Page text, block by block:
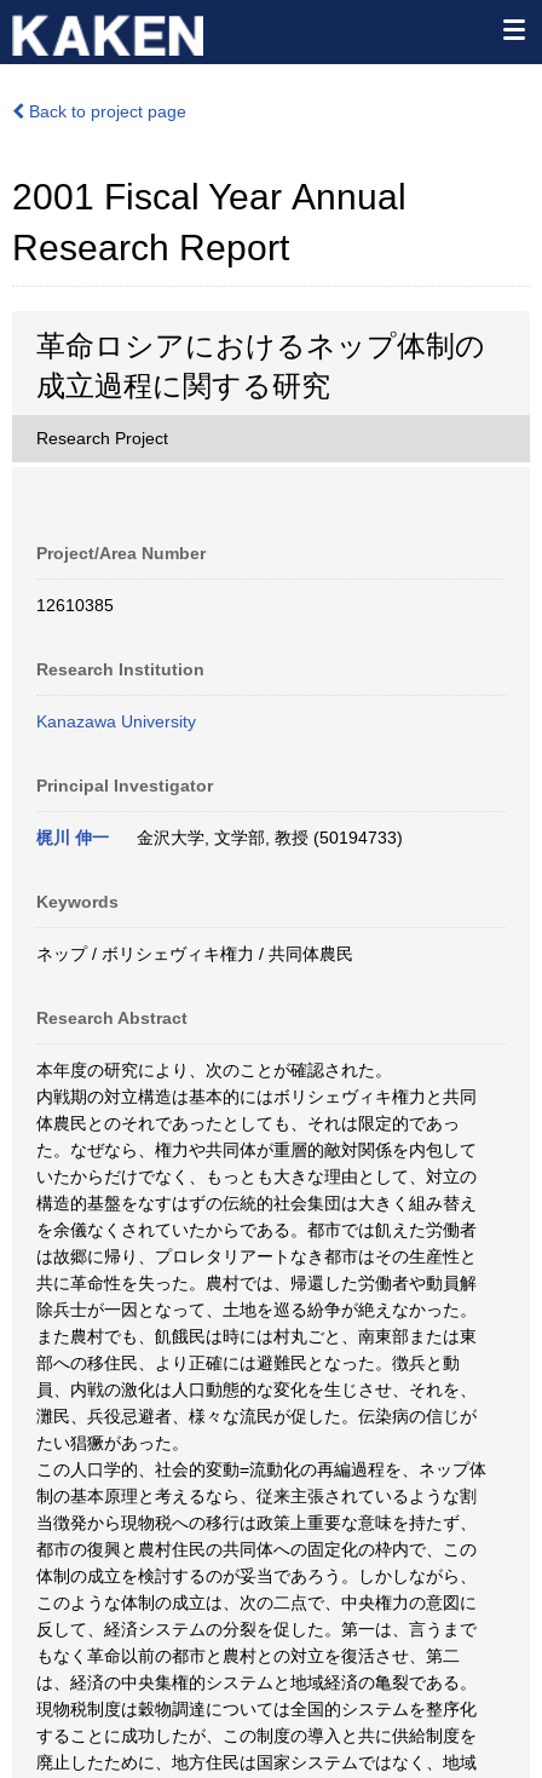
Back to project page
2001 Fiscal Year Annual
Research Report
革命ロシアにおけるネップ体制の
成立過程に関する研究
Research Project
Project/Area Number
12610385
Research Institution
Kanazawa University
Principal Investigator
梶川 伸一 金沢大学, 文学部, 教授 (50194733)
Keywords
ネップ / ボリシェヴィキ権力 / 共同体農民
Research Abstract
本年度の研究により、次のことが確認された。
内戦期の対立構造は基本的にはボリシェヴィキ権力と共同
体農民とのそれであったとしても、それは限定的であっ
た。なぜなら、権力や共同体が重層的敵対関係を内包して
いたからだけでなく、もっとも大きな理由として、対立の
構造的基盤をなすはずの伝統的社会集団は大きく組み替え
を余儀なくされていたからである。都市では飢えた労働者
は故郷に帰り、プロレタリアートなき都市はその生産性と
共に革命性を失った。農村では、帰還した労働者や動員解
除兵士が一因となって、土地を巡る紛争が絶えなかった。
また農村でも、飢餓民は時には村丸ごと、南東部または東
部への移住民、より正確には避難民となった。徴兵と動
員、内戦の激化は人口動態的な変化を生じさせ、それを、
灘民、兵役忌避者、様々な流民が促した。伝染病の信じが
たい猖獗があった。
この人口学的、社会的変動=流動化の再編過程を、ネップ体
制の基本原理と考えるなら、従来主張されているような割
当徴発から現物税への移行は政策上重要な意味を持たず、
都市の復興と農村住民の共同体への固定化の枠内で、この
体制の成立を検討するのが妥当であろう。しかしながら、
このような体制の成立は、次の二点で、中央権力の意図に
反して、経済システムの分裂を促した。第一は、言うまで
もなく革命以前の都市と農村との対立を復活させ、第二
は、経済の中央集権的システムと地域経済の亀裂である。
現物税制度は穀物調達については全国的システムを整序化
することに成功したが、この制度の導入と共に供給制度を
廃止したために、地方住民は国家システムではなく、地域